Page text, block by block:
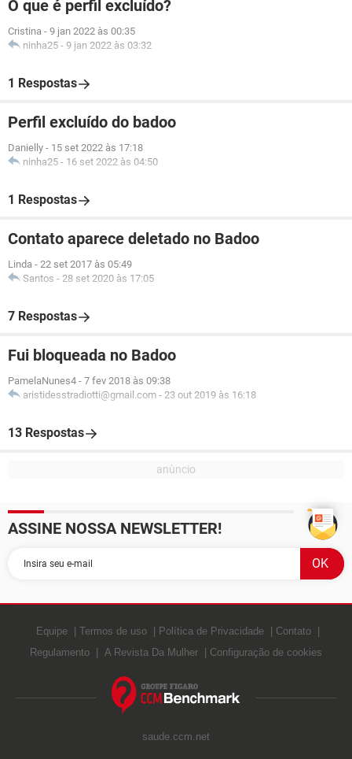
O que é perfil excluído?
Cristina - 9 jan 2022 às 00:35
ninha25 - 9 jan 2022 às 03:32
1 Respostas
Perfil excluído do badoo
Danielly - 15 set 2022 às 17:18
ninha25 - 16 set 2022 às 04:50
1 Respostas
Contato aparece deletado no Badoo
Linda - 22 set 2017 às 05:49
Santos - 28 set 2020 às 17:05
7 Respostas
Fui bloqueada no Badoo
PamelaNunes4 - 7 fev 2018 às 09:38
aristidesstradiotti@gmail.com - 23 out 2019 às 16:18
13 Respostas
ASSINE NOSSA NEWSLETTER!
Equipe Termos de uso Política de Privacidade
Contato
Regulamento
A Revista Da Mulher Configuração de cookies
saude.ccm.net